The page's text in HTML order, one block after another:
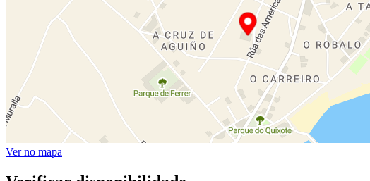
Ver no mapa